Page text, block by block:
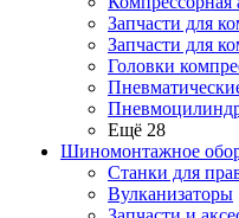
Запчасти для
Запчасти для
Головки
Ещё 28
Шиномонтажное
Станки для
Вулканизаторы